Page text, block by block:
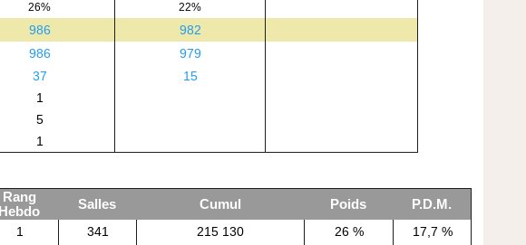
26% 22%
986
982
986 979
37 15
1
5
1
Rang
Hebdo
Salles Cumul Poids
P.D.M.
1 341 215 130 26 % 17,7 %